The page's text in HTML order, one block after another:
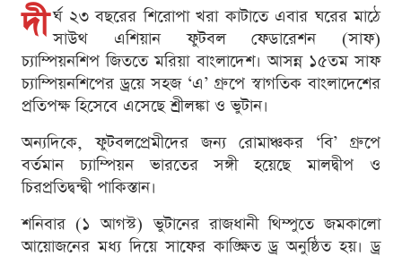
দী র্ঘ ২৩ বছরের শিরোপা খরা কাটাতে এবার ঘরের মাঠে
সাউথ এশিয়ান ফুটবল ফেডারেশন (সাফ)
চ্যাম্পিয়নশিপ জিততে মরিয়া বাংলাদেশ। আসন্ন ১৫তম সাফ
চ্যাম্পিয়নশিপের ড্রয়ে সহজ ‘এ’ গ্রুপে স্বাগতিক বাংলাদেশের
প্রতিপক্ষ হিসেবে এসেছে শ্রীলঙ্কা ও ভুটান।
অন্যদিকে, ফুটবলপ্রেমীদের জন্য রোমাঞ্চকর ‘বি’ গ্রুপে
বর্তমান চ্যাম্পিয়ন ভারতের সঙ্গী হয়েছে মালদ্বীপ ও
চিরপ্রতিদ্বন্দ্বী পাকিস্তান।
শনিবার (১ আগস্ট) ভুটানের রাজধানী থিম্পুতে জমকালো
আয়োজনের মধ্য দিয়ে সাফের কাঙ্ক্ষিত ড্র অনুষ্ঠিত হয়। ড্র